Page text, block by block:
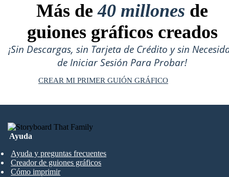
Más de40 millones de
guiones gráficos creados
¡Sin Descargas, sin Tarjeta de Crédito y sin
de Iniciar Sesión Para Probar!
CREAR MI PRIMER GUIÓN GRÁFICO
Ayuda
Ayuda y preguntas frecuentes
Creador de guiones gráficos
Cómo imprimir